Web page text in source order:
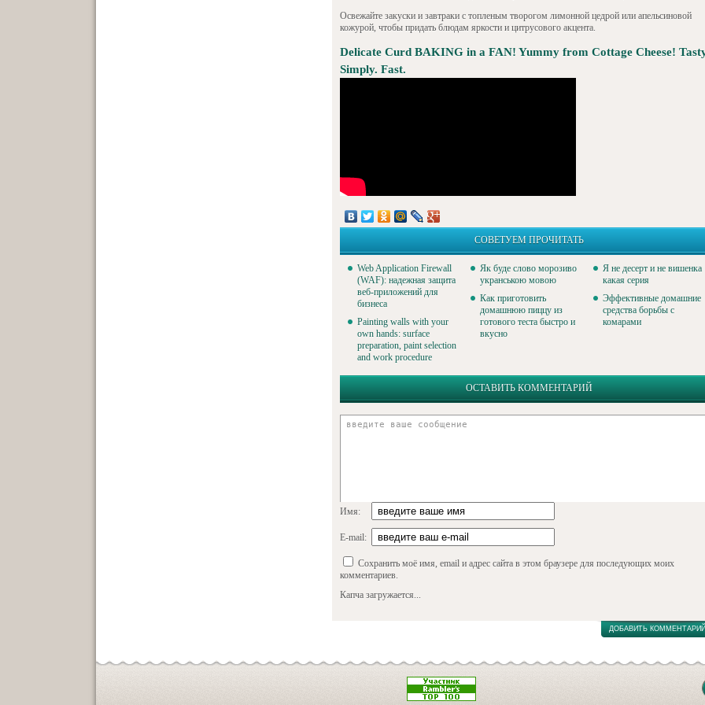
Освежайте закуски и завтраки с топленым творогом лимонной цедрой или апельсиновой
кожурой, чтобы придать блюдам яркости и цитрусового акцента.
Delicate Curd BAKING in a FAN! Yummy from Cottage Cheese!
Simply. Fast.
СОВЕТУЕМ ПРОЧИТАТЬ
Web Application Firewall
(WAF): надежная защита
веб-приложений для
бизнеса
Painting walls with your
own hands: surface
preparation, paint selection
and work procedure
Як буде слово морозиво
укранською мовою
Как приготовить
домашнюю пиццу из
готового теста быстро и
вкусно
Я не десерт и не вишенка
какая серия
Эффективные домашние
средства борьбы с
комарами
ОСТАВИТЬ КОММЕНТАРИЙ
Имя:
E-mail:
Сохранить моё имя, email и адрес сайта в этом браузере для последующих моих
комментариев.
Капча загружается...